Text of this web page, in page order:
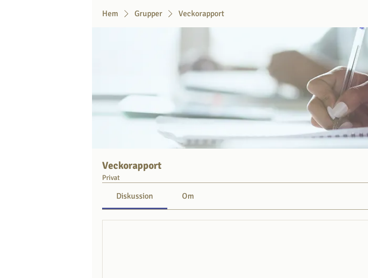
Hem Grupper Veckorapport
Veckorapport
Privat
Diskussion Om